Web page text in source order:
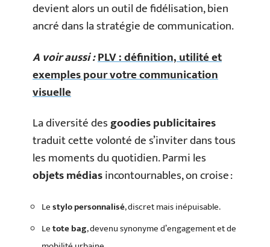
devient alors un outil de fidélisation, bien
ancré dans la stratégie de communication.
A voir aussi :PLV : définition, utilité et
exemples pour votre communication
visuelle
La diversité desgoodies publicitaires
traduit cette volonté de s’inviter dans tous
les moments du quotidien. Parmi les
objets médiasincontournables, on croise :
Lestylo personnalisé, discret mais inépuisable.
Letote bag, devenu synonyme d’engagement et de